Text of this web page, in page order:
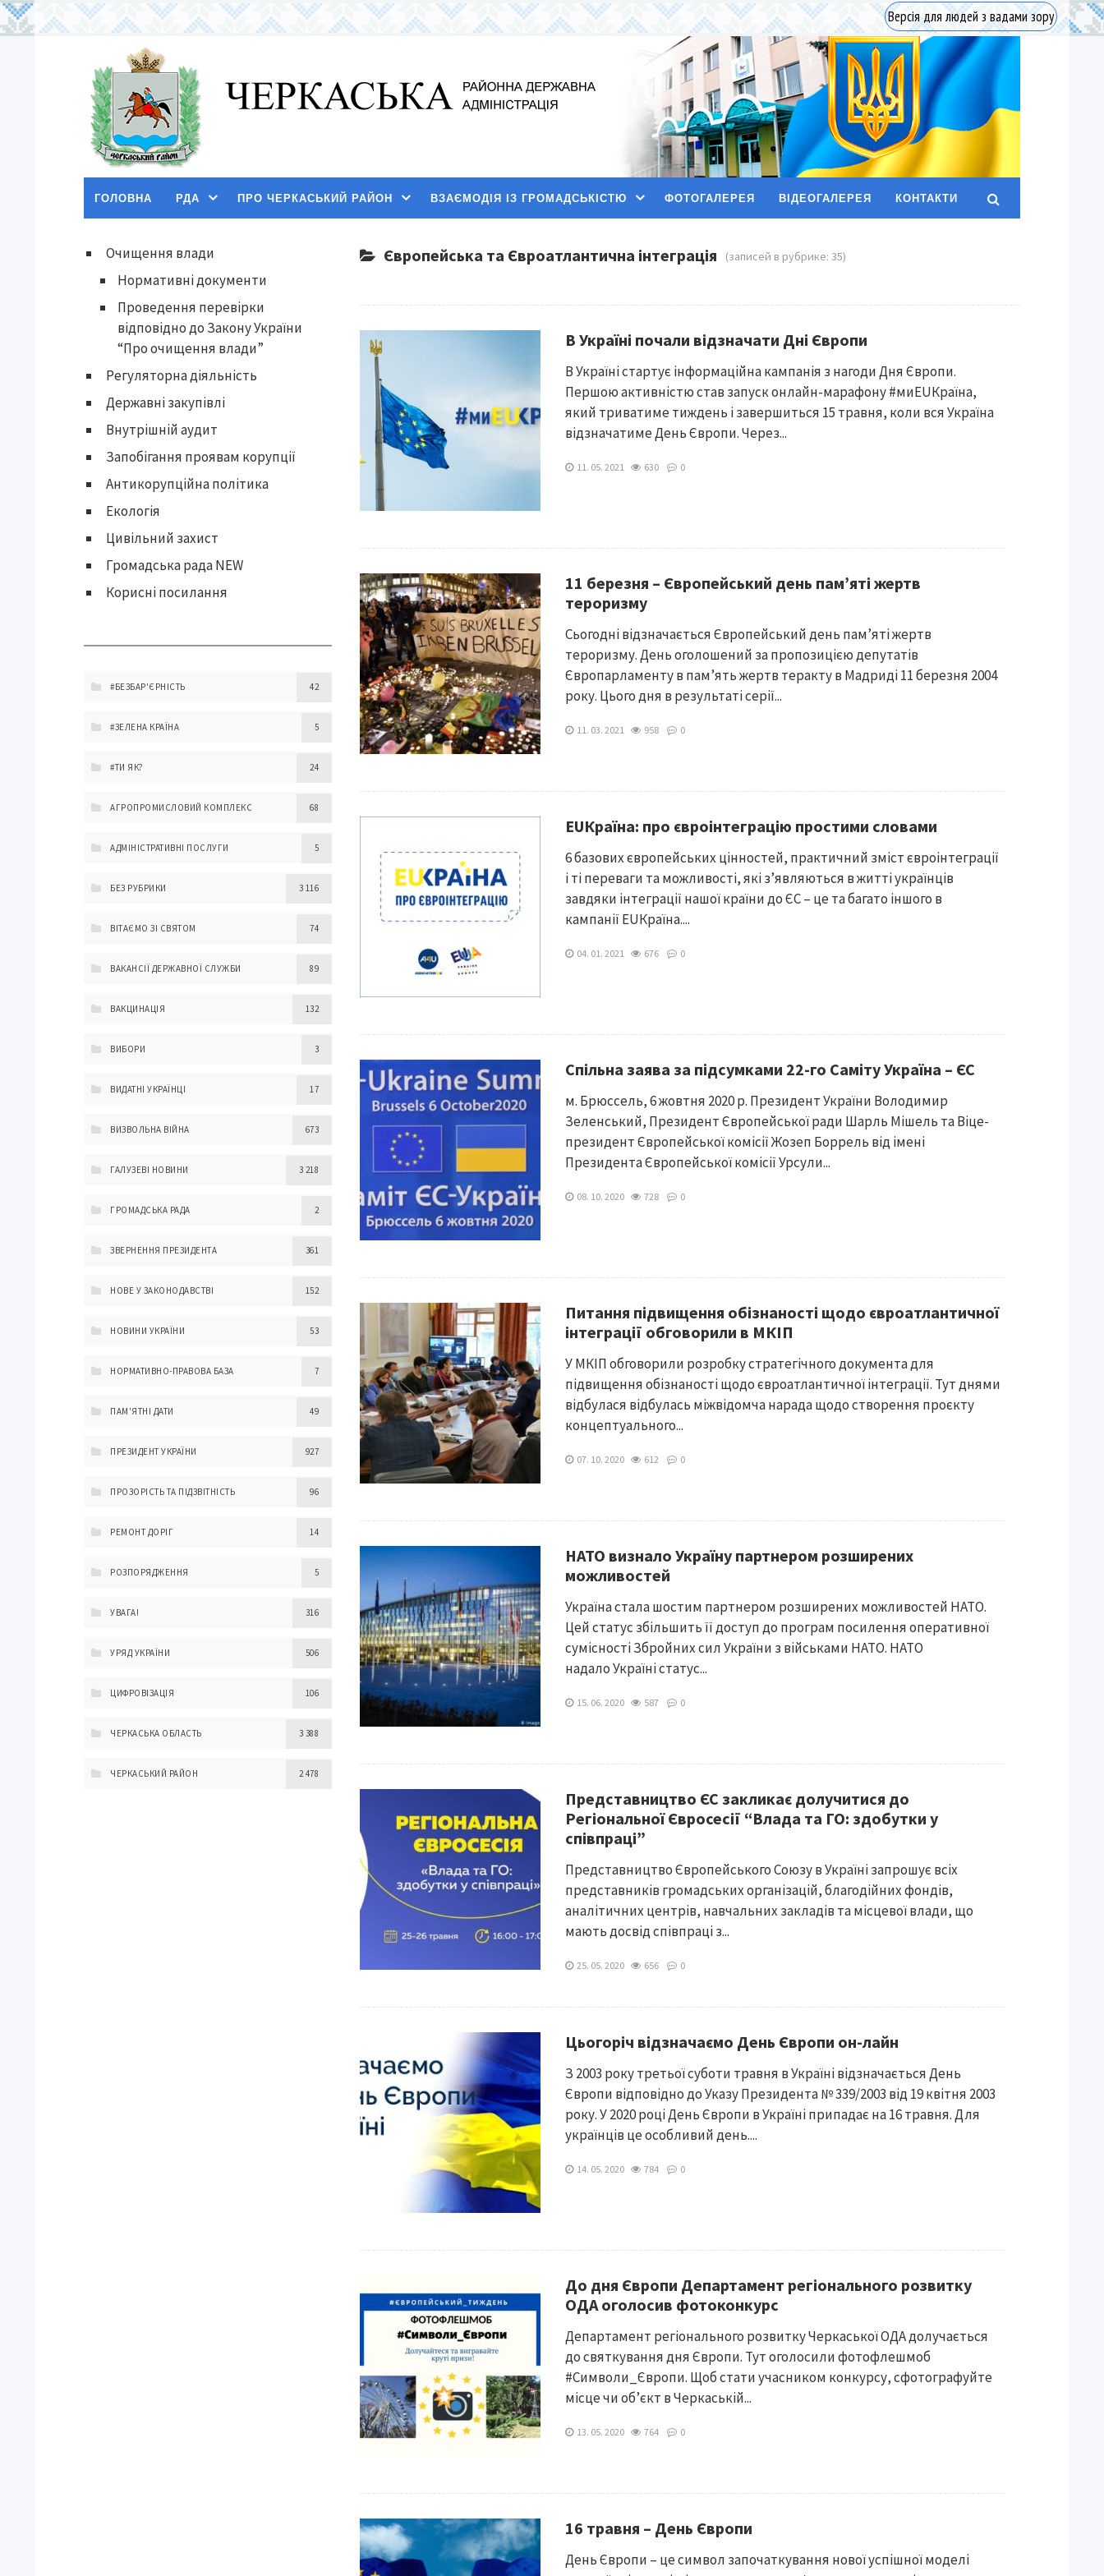
Версія для людей з вадами зору
ГОЛОВНА РДА ПРО ЧЕРКАСЬКИЙ РАЙОН ВЗАЄМОДІЯ ІЗ ГРОМАДСЬКІСТЮ ФОТОГАЛЕРЕЯ ВІДЕОГАЛЕРЕЯ КОНТАКТИ
Європейська та Євроатлантична інтеграція (записей в рубрике: 35)
В Україні почали відзначати Дні Європи
В Україні стартує інформаційна кампанія з нагоди Дня Європи.
Першою активністю став запуск онлайн-марафону #миEUКраїна,
який триватиме тиждень і завершиться 15 травня, коли вся Україна
відзначатиме День Європи. Через...
11. 05. 2021 630 0
11 березня – Європейський день пам’яті жертв
тероризму
Сьогодні відзначається Європейський день пам’яті жертв
тероризму. День оголошений за пропозицією депутатів
Європарламенту в пам’ять жертв теракту в Мадриді 11 березня 2004
року. Цього дня в результаті серії...
11. 03. 2021 958 0
EUКраїна: про євроінтеграцію простими словами
6 базових європейських цінностей, практичний зміст євроінтеграції
і ті переваги та можливості, які з’являються в житті українців
завдяки інтеграції нашої країни до ЄС – це та багато іншого в
кампанії EUКраїна....
04. 01. 2021 676 0
Спільна заява за підсумками 22-го Саміту Україна – ЄС
м. Брюссель, 6 жовтня 2020 р. Президент України Володимир
Зеленський, Президент Європейської ради Шарль Мішель та Віце-
президент Європейської комісії Жозеп Боррель від імені
Президента Європейської комісії Урсули...
08. 10. 2020 728 0
Питання підвищення обізнаності щодо євроатлантичної
інтеграції обговорили в МКІП
У МКІП обговорили розробку стратегічного документа для
підвищення обізнаності щодо євроатлантичної інтеграції. Тут днями
відбулася відбулась міжвідомча нарада щодо створення проєкту
концептуального...
07. 10. 2020 612 0
НАТО визнало Україну партнером розширених
можливостей
Україна стала шостим партнером розширених можливостей НАТО.
Цей статус збільшить її доступ до програм посилення оперативної
сумісності Збройних сил України з військами НАТО. НАТО
надало Україні статус...
15. 06. 2020 587 0
Представництво ЄС закликає долучитися до
Регіональної Євросесії “Влада та ГО: здобутки у
співпраці”
Представництво Європейського Союзу в Україні запрошує всіх
представників громадських організацій, благодійних фондів,
аналітичних центрів, навчальних закладів та місцевої влади, що
мають досвід співпраці з...
25. 05. 2020 656 0
Цьогоріч відзначаємо День Європи он-лайн
З 2003 року третьої суботи травня в Україні відзначається День
Європи відповідно до Указу Президента № 339/2003 від 19 квітня 2003
року. У 2020 році День Європи в Україні припадає на 16 травня. Для
українців це особливий день....
14. 05. 2020 784 0
До дня Європи Департамент регіонального розвитку
ОДА оголосив фотоконкурс
Департамент регіонального розвитку Черкаської ОДА долучається
до святкування дня Європи. Тут оголосили фотофлешмоб
#Символи_Європи. Щоб стати учасником конкурсу, сфотографуйте
місце чи об’єкт в Черкаській...
13. 05. 2020 764 0
16 травня – День Європи
День Європи – це символ започаткування нової успішної моделі
Очищення влади
Нормативні документи
Проведення перевірки
відповідно до Закону України
“Про очищення влади”
Регуляторна діяльність
Державні закупівлі
Внутрішній аудит
Запобігання проявам корупції
Антикорупційна політика
Екологія
Цивільний захист
Громадська рада NEW
Корисні посилання
#БЕЗБАР'ЄРНІСТЬ 42
#ЗЕЛЕНА КРАЇНА 5
#ТИ ЯК? 24
АГРОПРОМИСЛОВИЙ КОМПЛЕКС 68
АДМІНІСТРАТИВНІ ПОСЛУГИ 5
БЕЗ РУБРИКИ 3 116
ВІТАЄМО ЗІ СВЯТОМ 74
ВАКАНСІЇ ДЕРЖАВНОЇ СЛУЖБИ 89
ВАКЦИНАЦІЯ 132
ВИБОРИ 3
ВИДАТНІ УКРАЇНЦІ 17
ВИЗВОЛЬНА ВІЙНА 673
ГАЛУЗЕВІ НОВИНИ 3 218
ГРОМАДСЬКА РАДА 2
ЗВЕРНЕННЯ ПРЕЗИДЕНТА 361
НОВЕ У ЗАКОНОДАВСТВІ 152
НОВИНИ УКРАЇНИ 53
НОРМАТИВНО-ПРАВОВА БАЗА 7
ПАМ'ЯТНІ ДАТИ 49
ПРЕЗИДЕНТ УКРАЇНИ 927
ПРОЗОРІСТЬ ТА ПІДЗВІТНІСТЬ 96
РЕМОНТ ДОРІГ 14
РОЗПОРЯДЖЕННЯ 5
УВАГА! 316
УРЯД УКРАЇНИ 506
ЦИФРОВІЗАЦІЯ 106
ЧЕРКАСЬКА ОБЛАСТЬ 3 388
ЧЕРКАСЬКИЙ РАЙОН 2 478